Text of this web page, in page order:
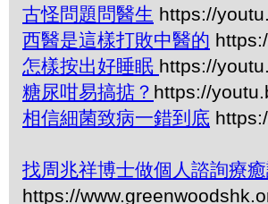
古怪問題問醫生 https://
西醫是這樣打敗中醫的
怎樣按出好睡眠 https://
糖尿咁易搞掂？ https://
相信細菌致病一錯到底
找周兆祥博士做個人諮詢療
https://